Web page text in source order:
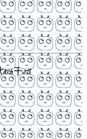
码干货